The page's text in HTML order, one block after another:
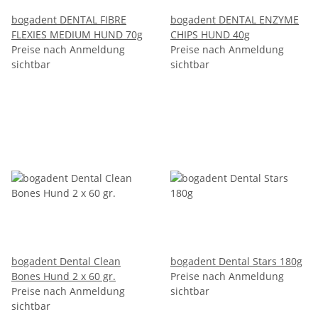
bogadent DENTAL FIBRE
FLEXIES MEDIUM HUND 70g
Preise nach Anmeldung
sichtbar
bogadent DENTAL ENZYME
CHIPS HUND 40g
Preise nach Anmeldung
sichtbar
bogadent Dental Clean
Bones Hund 2 x 60 gr.
Preise nach Anmeldung
sichtbar
bogadent Dental Stars 180g
Preise nach Anmeldung
sichtbar